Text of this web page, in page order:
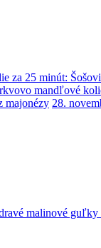
za 25 minút:
mandľové
majonézy 28.
malinové